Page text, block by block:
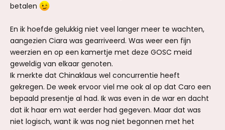
betalen
En ik hoefde gelukkig niet veel langer meer te wachten,
aangezien Ciara was gearriveerd. Was weer een fijn
weerzien en op een kamertje met deze GOSC meid
geweldig van elkaar genoten.
Ik merkte dat Chinaklaus wel concurrentie heeft
gekregen. De week ervoor viel me ook al op dat Caro een
bepaald presentje al had. Ik was even in de war en dacht
dat ik haar em wat eerder had gegeven. Maar dat was
niet logisch, want ik was nog niet begonnen met het